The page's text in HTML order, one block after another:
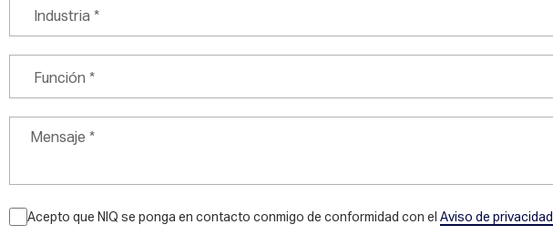
Acepto que NIQ se ponga en contacto conmigo de conformidad con el Aviso de privacidad